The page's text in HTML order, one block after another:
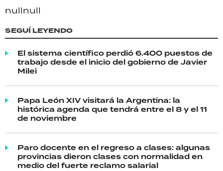
nullnull
SEGUÍ LEYENDO
El sistema científico perdió 6.400 puestos de
trabajo desde el inicio del gobierno de Javier
Milei
Papa León XIV visitará la Argentina: la
histórica agenda que tendrá entre el 8 y el 11
de noviembre
Paro docente en el regreso a clases: algunas
provincias dieron clases con normalidad en
medio del fuerte reclamo salarial